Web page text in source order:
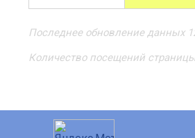
Последнее обновление данных
Количество посещений